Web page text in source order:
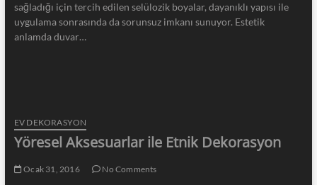
sağladığı için tercih edilen selülozik boyalar, dayanıklı yapısı ile
uygulama sonrasında da sorunsuz imkanı sunuyor. Estetik
anlamda duvar…
EV DEKORASYON
Yöresel Aksesuarlar ile Etnik Dekorasyon
Ocak 31, 2016 No Comments